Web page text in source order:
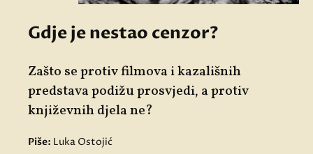
Gdje je nestao cenzor?
Zašto se protiv filmova i kazališnih
predstava podižu prosvjedi, a protiv
književnih djela ne?
Piše: Luka Ostojić